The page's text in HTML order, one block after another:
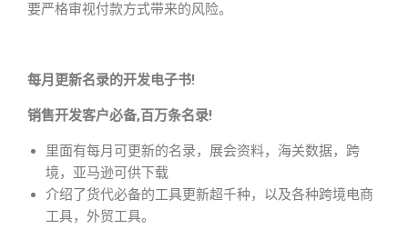
要严格审视付款方式带来的风险。
每月更新名录的开发电子书!
销售开发客户必备,百万条名录!
里面有每月可更新的名录，展会资料，海关数据，跨
境，亚马逊可供下载
介绍了货代必备的工具更新超千种，以及各种跨境电商
工具，外贸工具。